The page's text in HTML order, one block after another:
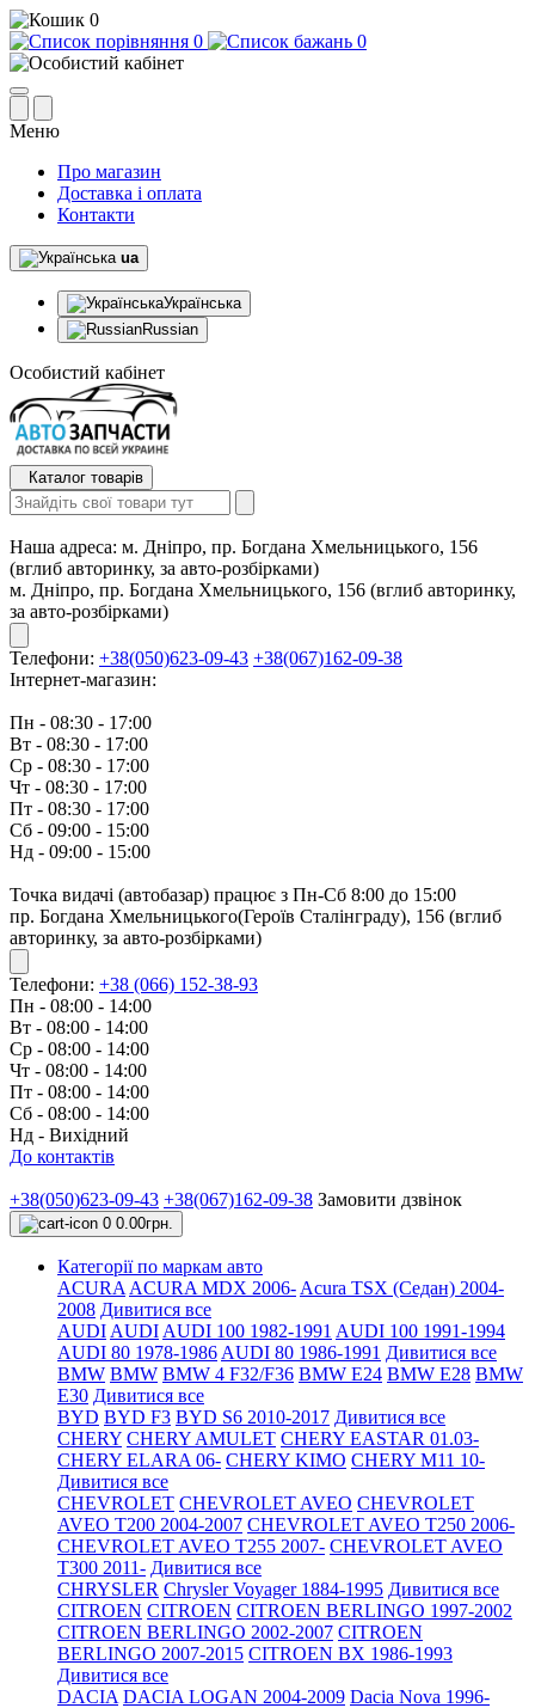
0
0
0
Меню
Про магазин
Доставка і оплата
Контакти
ua
Українська
Russian
Особистий кабінет
Каталог товарів
Наша адреса: м. Дніпро, пр. Богдана Хмельницького, 156
(вглиб авторинку, за авто-розбірками)
м. Дніпро, пр. Богдана Хмельницького, 156 (вглиб авторинку,
за авто-розбірками)
Телефони: +38(050)623-09-43 +38(067)162-09-38
Інтернет-магазин:
Пн - 08:30 - 17:00
Вт - 08:30 - 17:00
Ср - 08:30 - 17:00
Чт - 08:30 - 17:00
Пт - 08:30 - 17:00
Сб - 09:00 - 15:00
Нд - 09:00 - 15:00
Точка видачі (автобазар) працює з Пн-Сб 8:00 до 15:00
пр. Богдана Хмельницького(Героїв Сталінграду), 156 (вглиб
авторинку, за авто-розбірками)
Телефони: +38 (066) 152-38-93
Пн - 08:00 - 14:00
Вт - 08:00 - 14:00
Ср - 08:00 - 14:00
Чт - 08:00 - 14:00
Пт - 08:00 - 14:00
Сб - 08:00 - 14:00
Нд - Вихідний
До контактів
+38(050)623-09-43 +38(067)162-09-38 Замовити дзвінок
0 0.00грн.
Категорії по маркам авто
ACURA ACURA MDX 2006- Acura TSX (Седан) 2004-
2008 Дивитися все
AUDI AUDI AUDI 100 1982-1991 AUDI 100 1991-1994
AUDI 80 1978-1986 AUDI 80 1986-1991 Дивитися все
BMW BMW BMW 4 F32/F36 BMW E24 BMW E28 BMW
E30 Дивитися все
BYD BYD F3 BYD S6 2010-2017 Дивитися все
CHERY CHERY AMULET CHERY EASTAR 01.03-
CHERY ELARA 06- CHERY KIMO CHERY M11 10-
Дивитися все
CHEVROLET CHEVROLET AVEO CHEVROLET
AVEO Т200 2004-2007 CHEVROLET AVEO Т250 2006-
CHEVROLET AVEO Т255 2007- CHEVROLET AVEO
Т300 2011- Дивитися все
CHRYSLER Chrysler Voyager 1884-1995 Дивитися все
CITROEN CITROEN CITROEN BERLINGO 1997-2002
CITROEN BERLINGO 2002-2007 CITROEN
BERLINGO 2007-2015 CITROEN BX 1986-1993
Дивитися все
DACIA DACIA LOGAN 2004-2009 Dacia Nova 1996-